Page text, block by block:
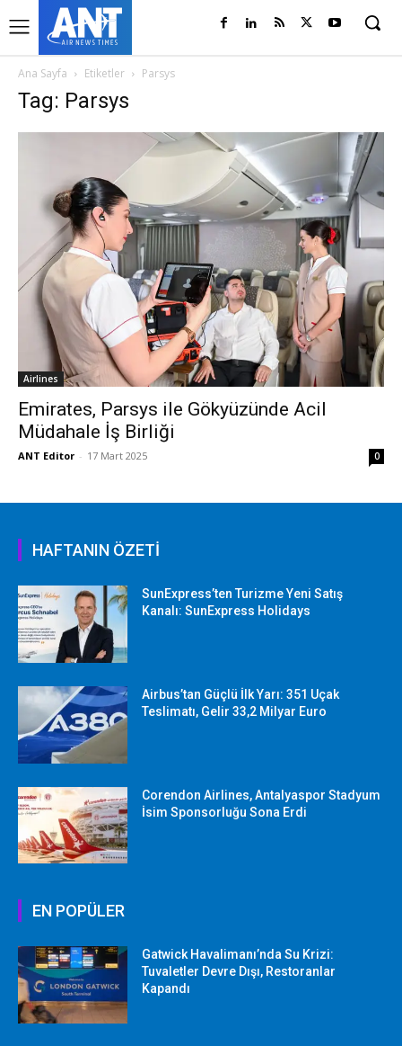
Ana Sayfa Etiketler Parsys
Tag: Parsys
Airlines
Emirates, Parsys ile Gökyüzünde Acil
Müdahale İş Birliği
ANT Editor - 17 Mart 2025 0
HAFTANIN ÖZETİ
SunExpress’ten Turizme Yeni Satış
Kanalı: SunExpress Holidays
Airbus’tan Güçlü İlk Yarı: 351 Uçak
Teslimatı, Gelir 33,2 Milyar Euro
Corendon Airlines, Antalyaspor Stadyum
İsim Sponsorluğu Sona Erdi
EN POPÜLER
Gatwick Havalimanı’nda Su Krizi:
Tuvaletler Devre Dışı, Restoranlar
Kapandı